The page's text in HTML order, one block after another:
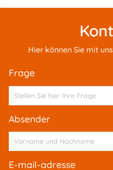
Hier können Sie mit
frage
absender
e-mail-adresse